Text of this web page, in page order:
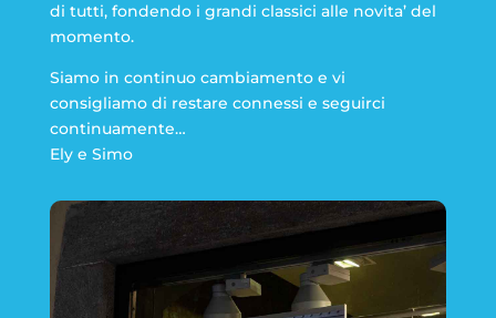
di tutti, fondendo i grandi classici alle novita’ del
momento.
Siamo in continuo cambiamento e vi
consigliamo di restare connessi e seguirci
continuamente…
Ely e Simo